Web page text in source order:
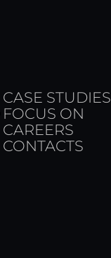
CASE STUDIES
FOCUS ON
CAREERS
CONTACTS